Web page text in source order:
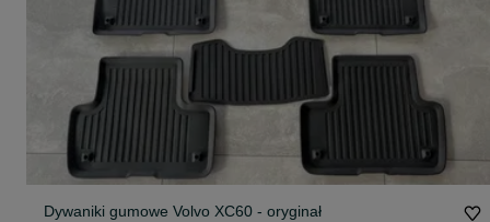
Dywaniki gumowe Volvo XC60 - oryginał